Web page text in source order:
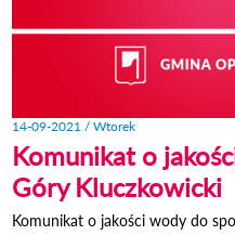
14-09-2021 / Wtorek
Komunikat o
Góry Kluczkowicki
Komunikat o jakości wody do